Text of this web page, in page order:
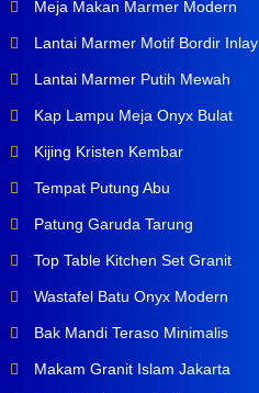
Meja Makan Marmer Modern
Lantai Marmer Motif Bordir Inlay
Lantai Marmer Putih Mewah
Kap Lampu Meja Onyx Bulat
Kijing Kristen Kembar
Tempat Putung Abu
Patung Garuda Tarung
Top Table Kitchen Set Granit
Wastafel Batu Onyx Modern
Bak Mandi Teraso Minimalis
Makam Granit Islam Jakarta